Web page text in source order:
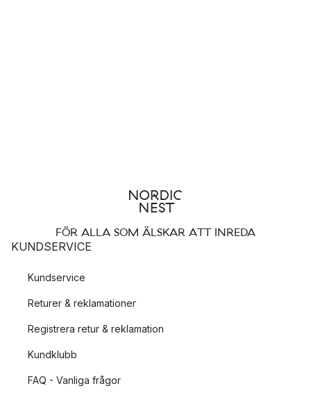
FÖR ALLA SOM ÄLSKAR ATT INREDA
KUNDSERVICE
Kundservice
Returer & reklamationer
Registrera retur & reklamation
Kundklubb
FAQ - Vanliga frågor